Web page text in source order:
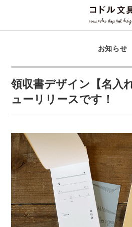
お知らせ
領収書デザイン【名入
ューリリースです！